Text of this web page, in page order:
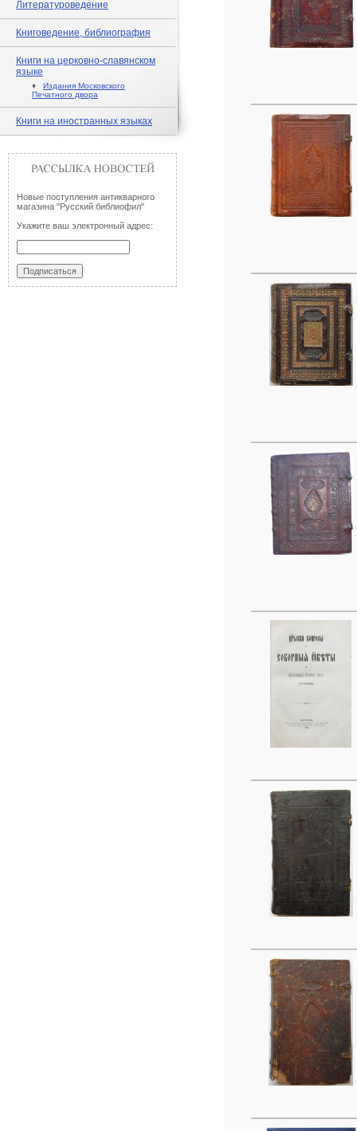
Литературоведение
Книговедение, библиография
Книги на церковно-славянском
языке
♦ Издания Московского
Печатного двора
Книги на иностранных языках
Новые поступления антикварного
магазина "Русский библиофил"
Укажите ваш электронный адрес: